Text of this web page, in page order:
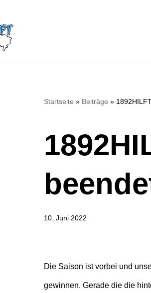
Startseite » Beiträge »
10. Juni 2022
Die Saison ist vorbei und
gewinnen. Gerade die die